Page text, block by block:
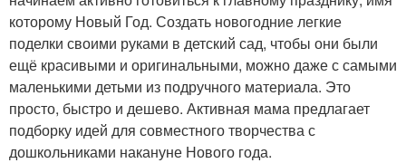
которому Новый Год. Создать новогодние легкие
поделки своими руками в детский сад, чтобы они были
ещё красивыми и оригинальными, можно даже с самыми
маленькими детьми из подручного материала. Это
просто, быстро и дешево. Активная мама предлагает
подборку идей для совместного творчества с
дошкольниками накануне Нового года.